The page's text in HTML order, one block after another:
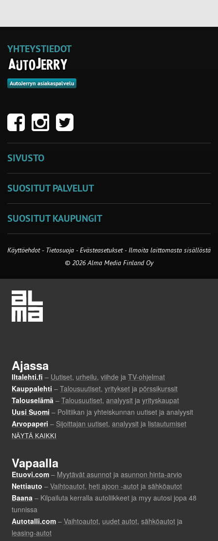
YHTEYSTIEDOT
AutoJerryn asiakaspalvelu
SIVUSTO
SUOSITUT PALVELUT
SUOSITUT KAUPUNGIT
Käyttöehdot - Tietosuoja -Evästeasetukset- Ilmoita laittomasta sisällöstä
© 2026 Alma Media Finland Oy